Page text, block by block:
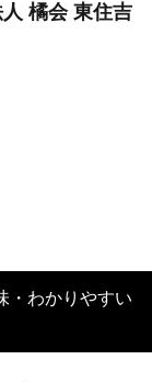
橘会 東住吉